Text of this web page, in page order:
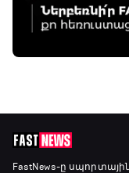
FastNews-ը սպորտային